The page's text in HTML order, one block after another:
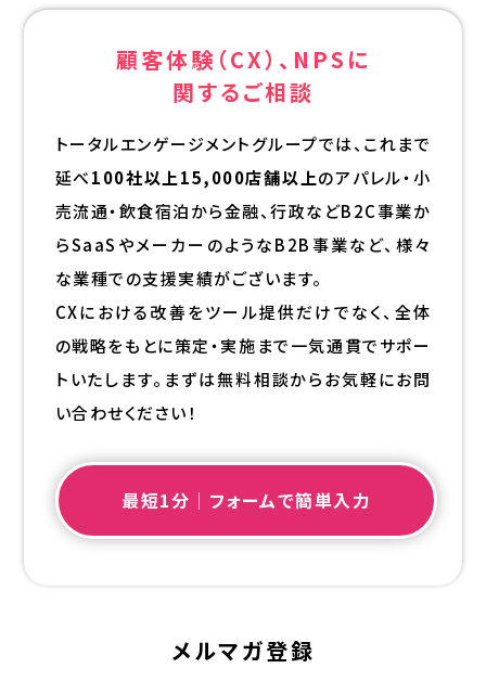
顧客体験（CX）、NPSに
関するご相談
トータルエンゲージメントグループでは、これまで
延べ100社以上15,000店舗以上のアパレル・小
売流通・飲食宿泊から金融、行政などB2C事業か
らSaaSやメーカーのようなB2B事業など、様々
な業種での支援実績がございます。
CXにおける改善をツール提供だけでなく、全体
の戦略をもとに策定・実施まで一気通貫でサポー
トいたします。まずは無料相談からお気軽にお問
い合わせください！
最短1分｜フォームで簡単入力
メルマガ登録